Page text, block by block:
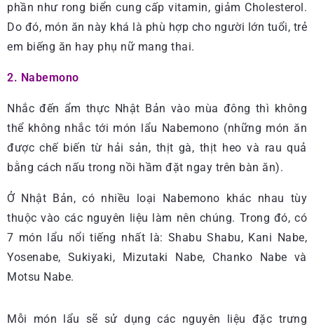
phần như rong biển cung cấp vitamin, giảm Cholesterol.
Do đó, món ăn này khá là phù hợp cho người lớn tuổi, trẻ
em biếng ăn hay phụ nữ mang thai.
2. Nabemono
Nhắc đến ẩm thực Nhật Bản vào mùa đông thì không
thể không nhắc tới món lẩu Nabemono (những món ăn
được chế biến từ hải sản, thịt gà, thịt heo và rau quả
bằng cách nấu trong nồi hầm đặt ngay trên bàn ăn).
Ở Nhật Bản, có nhiều loại Nabemono khác nhau tùy
thuộc vào các nguyên liệu làm nên chúng. Trong đó, có
7 món lẩu nổi tiếng nhất là: Shabu Shabu, Kani Nabe,
Yosenabe, Sukiyaki, Mizutaki Nabe, Chanko Nabe và
Motsu Nabe.
Mỗi món lẩu sẽ sử dụng các nguyên liệu đặc trưng